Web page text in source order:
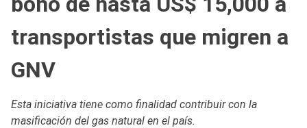
transportistas que migren a
GNV
Esta iniciativa tiene como finalidad contribuir con la
masificación del gas natural en el país.